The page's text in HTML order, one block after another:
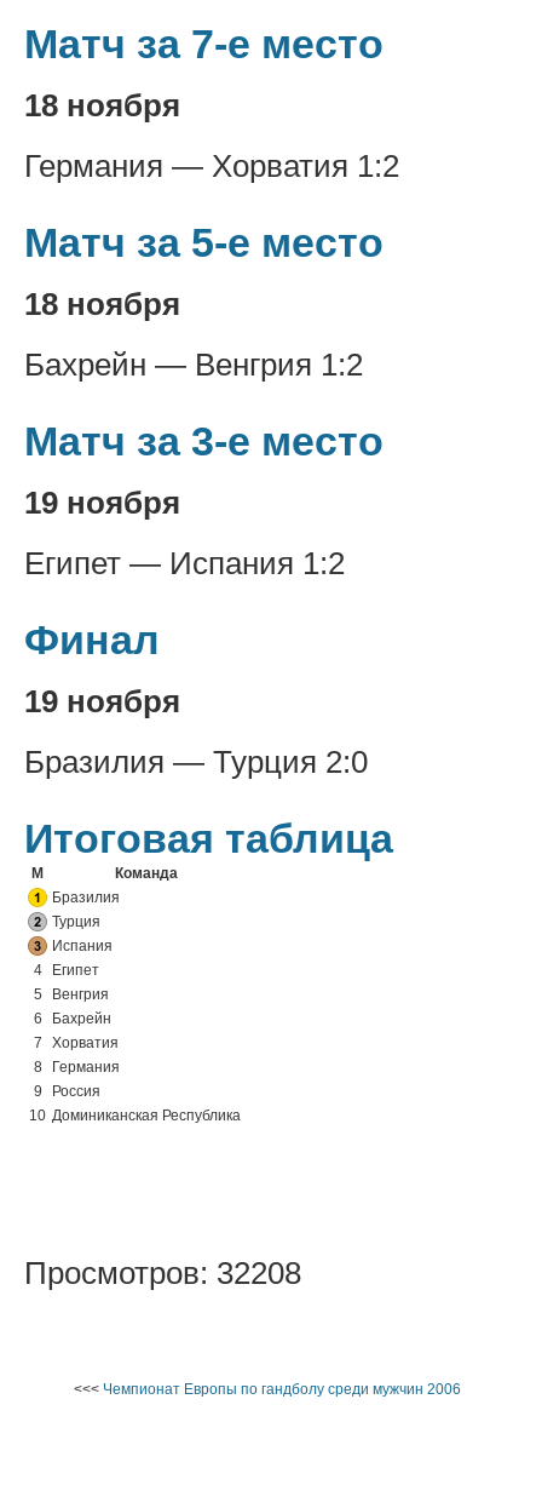
Матч за 7-е место
18 ноября
Германия — Хорватия 1:2
Матч за 5-е место
18 ноября
Бахрейн — Венгрия 1:2
Матч за 3-е место
19 ноября
Египет — Испания 1:2
Финал
19 ноября
Бразилия — Турция 2:0
Итоговая таблица
М
Команда
Бразилия
Турция
Испания
4
Египет
5
Венгрия
6
Бахрейн
7
Хорватия
8
Германия
9
Россия
10 Доминиканская Республика
Просмотров: 32208
<<< Чемпионат Европы по гандболу среди мужчин 2006